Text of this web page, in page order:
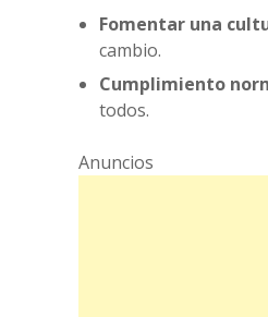
Fomentar una
cambio.
Cumplimiento
todos.
Anuncios